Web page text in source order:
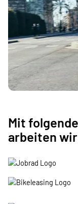
Mit
arbeiten